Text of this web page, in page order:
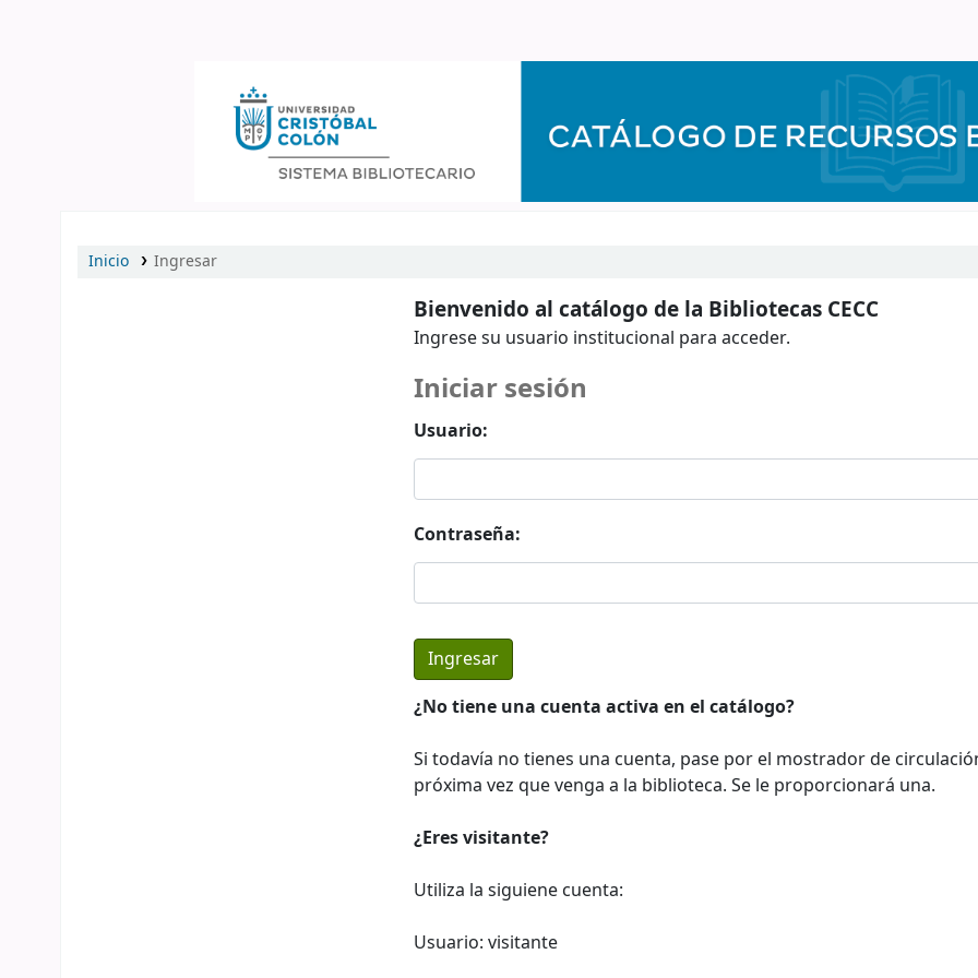
Inicio Ingresar
Bienvenido al catálogo de la Bibliotecas CECC
Ingrese su usuario institucional para acceder.
Iniciar sesión
Usuario:
Contraseña:
¿No tiene una cuenta activa en el catálogo?
Si todavía no tienes una cuenta, pase por el mostrador de
próxima vez que venga a la biblioteca. Se le proporcionará una.
¿Eres visitante?
Utiliza la siguiene cuenta:
Usuario: visitante